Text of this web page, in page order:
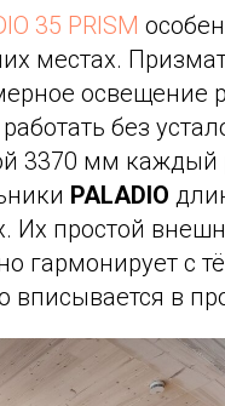
35 PRISM
местах.
освещение
без
3370 мм каждый
PALADIO
Их простой
гармонирует с
в